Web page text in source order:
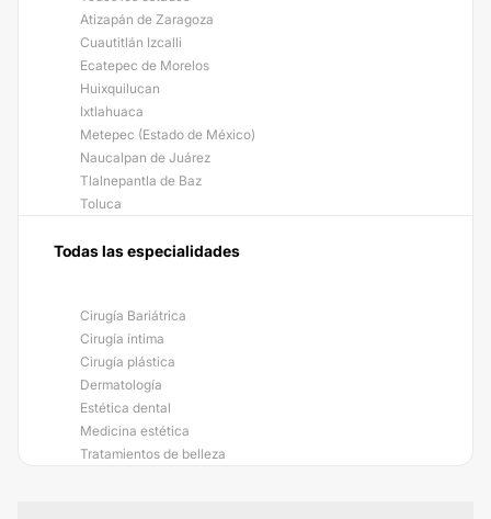
Atizapán de Zaragoza
Cuautitlán Izcalli
Ecatepec de Morelos
Huixquilucan
Ixtlahuaca
Metepec (Estado de México)
Naucalpan de Juárez
Tlalnepantla de Baz
Toluca
Todas las especialidades
Cirugía Bariátrica
Cirugía íntima
Cirugía plástica
Dermatología
Estética dental
Medicina estética
Tratamientos de belleza